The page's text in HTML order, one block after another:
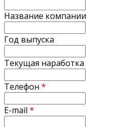
Название компании
Год выпуска
Текущая наработка
Телефон *
E-mail *